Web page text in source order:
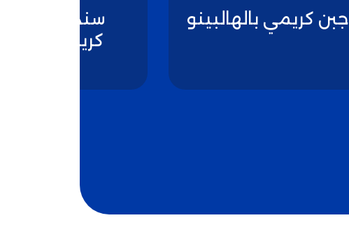
جبن كريمي بالهالبينو
سندوتش
كريمي